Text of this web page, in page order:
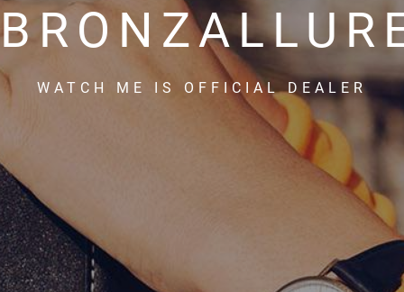
HORLOGES
SMARTWATCHES
MERKEN
CONTACT
WATCH ME IS OFFICIAL DEALER